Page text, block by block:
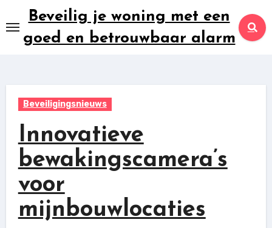
naar
inhoud
Beveilig je woning met een
goed en betrouwbaar alarm
Beveiligingsnieuws
Innovatieve
bewakingscamera’s
voor
mijnbouwlocaties